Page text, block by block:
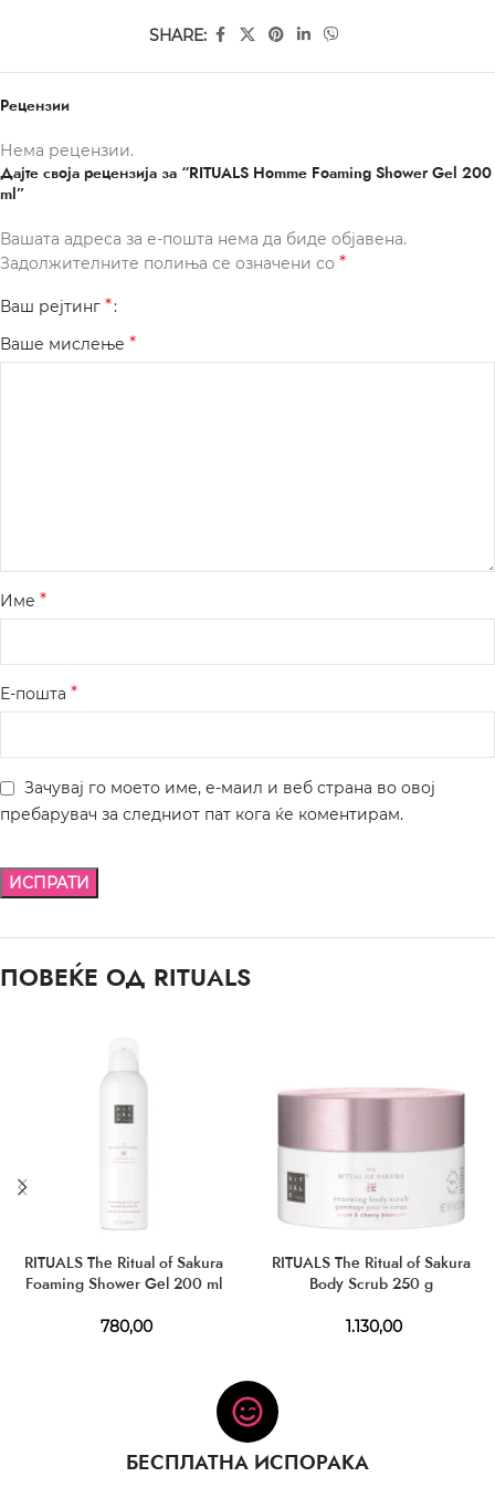
SHARE:
Рецензии
Нема рецензии.
Дајте своја рецензија за “RITUALS Homme Foaming Shower Gel 200
ml”
Вашата адреса за е-пошта нема да биде објавена.
Задолжителните полиња се означени со *
Ваш рејтинг *
Ваше мислење *
Име *
Е-пошта *
Зачувај го моето име, е-маил и веб страна во овој
пребарувач за следниот пат кога ќе коментирам.
ПОВЕЌЕ ОД RITUALS
RITUALS The Ritual of Sakura
Foaming Shower Gel 200 ml
780,00
RITUALS The Ritual of Sakura
Body Scrub 250 g
1.130,00
БЕСПЛАТНА ИСПОРАКА